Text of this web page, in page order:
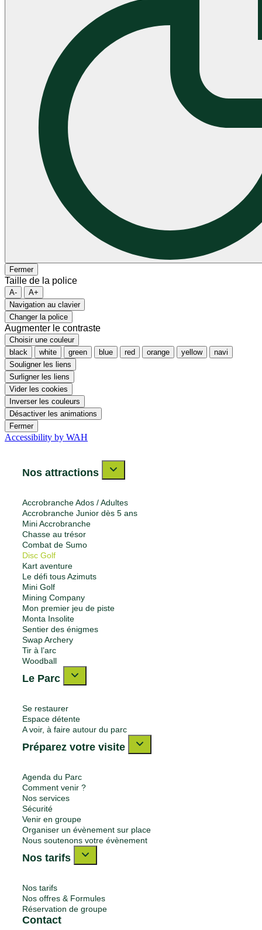
Fermer
Taille de la police
A-
A+
Navigation au clavier
Changer la police
Augmenter le contraste
Choisir une couleur
black
white green blue red orange yellow
navi
Souligner les liens
Surligner les liens
Vider les cookies
Inverser les couleurs
Désactiver les animations
Fermer
Accessibility by WAH
Nos attractions
Accrobranche Ados / Adultes
Accrobranche Junior dès 5 ans
Mini Accrobranche
Chasse au trésor
Combat de Sumo
Disc Golf
Kart aventure
Le défi tous Azimuts
Mini Golf
Mining Company
Mon premier jeu de piste
Monta Insolite
Sentier des énigmes
Swap Archery
Tir à l’arc
Woodball
Le Parc
Se restaurer
Espace détente
A voir, à faire autour du parc
Préparez votre visite
Agenda du Parc
Comment venir ?
Nos services
Sécurité
Venir en groupe
Organiser un évènement sur place
Nous soutenons votre évènement
Nos tarifs
Nos tarifs
Nos offres & Formules
Réservation de groupe
Contact